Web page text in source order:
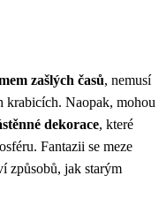
zašlých časů, nemusí
krabicích. Naopak, mohou
dekorace, které
Fantazii se meze
způsobů, jak starým